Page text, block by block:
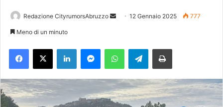
Redazione CityrumorsAbruzzo
a
n
'
12 Gennaio 2025 777
Meno di un minuto
Telegram